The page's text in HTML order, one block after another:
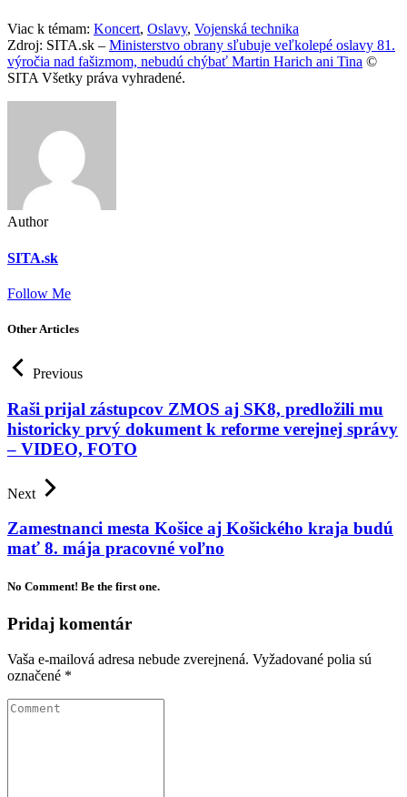
Viac k témam: Koncert, Oslavy, Vojenská technika
Zdroj: SITA.sk – Ministerstvo obrany sľubuje veľkolepé oslavy 81.
výročia nad fašizmom, nebudú chýbať Martin Harich ani Tina ©
SITA Všetky práva vyhradené.
Author
SITA.sk
Follow Me
Other Articles
Previous
Raši prijal zástupcov ZMOS aj SK8, predložili mu
historicky prvý dokument k reforme verejnej správy
– VIDEO, FOTO
Next
Zamestnanci mesta Košice aj Košického kraja budú
mať 8. mája pracovné voľno
No Comment! Be the first one.
Pridaj komentár
Vaša e-mailová adresa nebude zverejnená. Vyžadované polia sú
označené *